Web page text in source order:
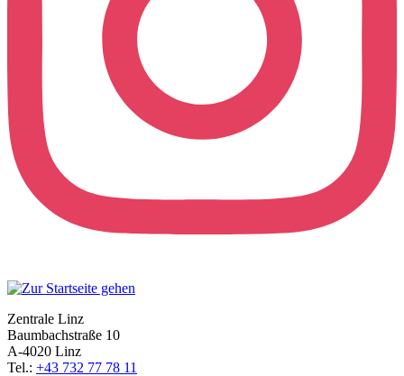
Zentrale Linz
Baumbachstraße 10
A-4020 Linz
Tel.: +43 732 77 78 11